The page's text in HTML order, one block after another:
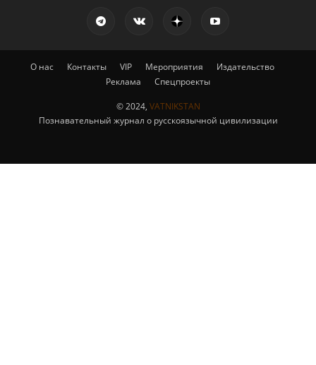
О нас Контакты VIP Мероприятия
Издательство
Реклама
Спецпроекты
© 2024, VATNIKSTAN
Познавательный журнал о русскоязычной цивилизации